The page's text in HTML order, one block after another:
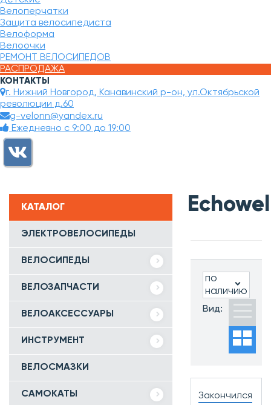
Велоперчатки
Защита велосипедиста
Велоформа
Велоочки
РЕМОНТ ВЕЛОСИПЕДОВ
РАСПРОДАЖА
КОНТАКТЫ
г. Нижний Новгород, Канавинский р-он, ул.Октябрьской
революции д.60
g-velonn@yandex.ru
Ежедневно с 9:00 до 19:00
КАТАЛОГ
ЭЛЕКТРОВЕЛОСИПЕДЫ
ВЕЛОСИПЕДЫ
ВЕЛОЗАПЧАСТИ
ВЕЛОАКСЕССУАРЫ
ИНСТРУМЕНТ
ВЕЛОСМАЗКИ
САМОКАТЫ
по
наличию
Вид:
Закончился